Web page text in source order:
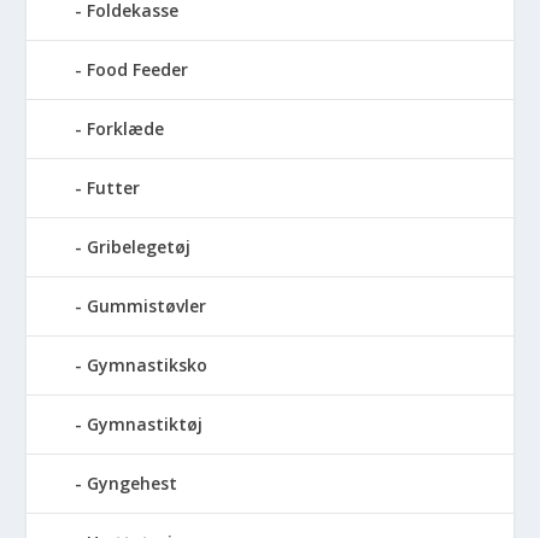
Foldekasse
Food Feeder
Forklæde
Futter
Gribelegetøj
Gummistøvler
Gymnastiksko
Gymnastiktøj
Gyngehest